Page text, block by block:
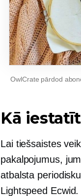
OwlCrate pārdod
Kā
Lai tiešsaistes
pakalpojumus,
atbalsta
Lightspeed Ecwid.